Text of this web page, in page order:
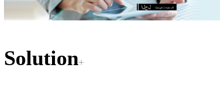
Solution